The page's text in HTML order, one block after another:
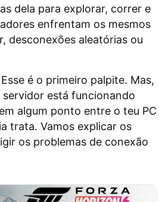
dela para explorar, correr e
enfrentam os mesmos
desconexões aleatórias ou
é o primeiro palpite. Mas,
servidor está funcionando
algum ponto entre o teu PC
trata. Vamos explicar os
os problemas de conexão